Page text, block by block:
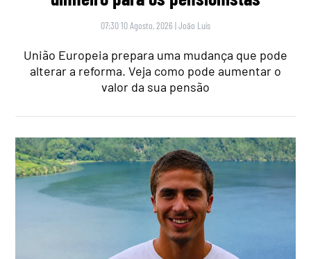
07:30 10 Agosto, 2026 |João Luís
União Europeia prepara uma mudança que pode
alterar a reforma. Veja como pode aumentar o
valor da sua pensão